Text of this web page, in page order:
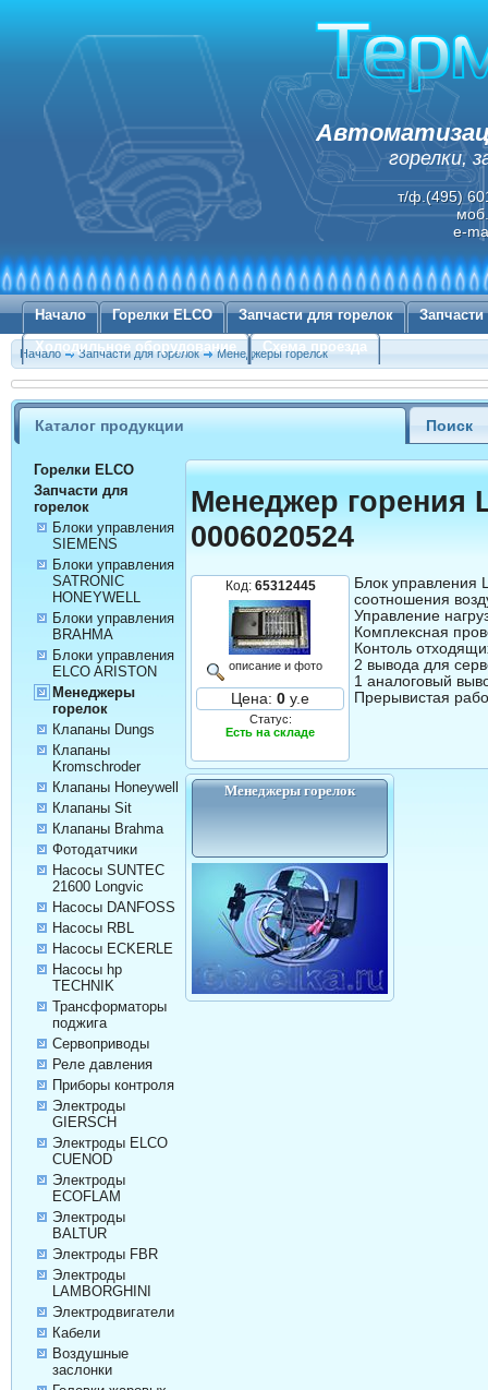
горелки,
т/ф.(495)
e-
Начало Горелки ELCO Запчасти для горелок
Холодильное оборудование
Схема проезда
Начало Запчасти для горелок Менеджеры горелок
Каталог продукции Поиск
Горелки ELCO
Запчасти для
горелок
Блоки управления
SIEMENS
Блоки управления
SATRONIC
HONEYWELL
Блоки управления
BRAHMA
Блоки управления
ELCO ARISTON
Менеджеры
горелок
Клапаны Dungs
Клапаны
Kromschroder
Клапаны Honeywell
Клапаны Sit
Клапаны Brahma
Фотодатчики
Насосы SUNTEC
21600 Longvic
Насосы DANFOSS
Насосы RBL
Насосы ECKERLE
Насосы hp
TECHNIK
Трансформаторы
поджига
Сервоприводы
Реле давления
Приборы контроля
Электроды
GIERSCH
Электроды ELCO
CUENOD
Электроды
ECOFLAM
Электроды
BALTUR
Электроды FBR
Электроды
LAMBORGHINI
Электродвигатели
Кабели
Воздушные
заслонки
Менеджер горения
0006020524
Код: 65312445
описание и фото
Цена: 0 у.е
Статус:
Есть на складе
Блок управления
соотношения
Управление
Комплексная
Контоль
2 вывода для
1 аналоговый
Прерывистая
Менеджеры горелок